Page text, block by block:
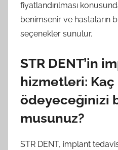
fiyatlandırılması
benimsenir ve hastaların
seçenekler sunulur.
STR DENT’in
hizmetleri: Kaç
ödeyeceğinizi
musunuz?
STR DENT, implant